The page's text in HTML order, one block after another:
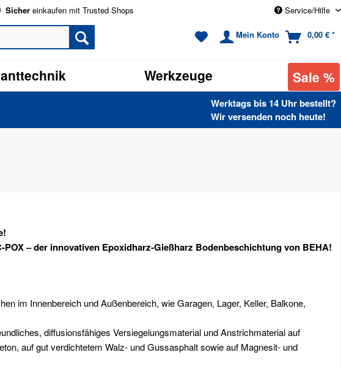
Sicher einkaufen mit Trusted Shops Service/Hilfe
Mein Konto 0,00 € *
Werkzeuge Sale %
Werktags bis 14 Uhr bestellt?
Wir versenden noch heute!
– der innovativen Epoxidharz-Gießharz Bodenbeschichtung von BEHA!
im Innenbereich und Außenbereich, wie Garagen, Lager, Keller, Balkone,
diffusionsfähiges Versiegelungsmaterial und Anstrichmaterial auf
auf gut verdichtetem Walz- und Gussasphalt sowie auf Magnesit- und